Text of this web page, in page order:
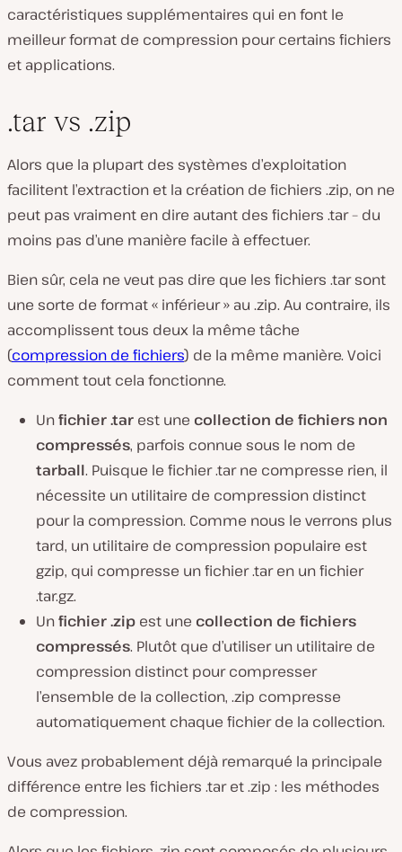
caractéristiques supplémentaires qui en font le
meilleur format de compression pour certains fichiers
et applications.
.tar vs .zip
Alors que la plupart des systèmes d’exploitation
facilitent l’extraction et la création de fichiers .zip, on ne
peut pas vraiment en dire autant des fichiers .tar – du
moins pas d’une manière facile à effectuer.
Bien sûr, cela ne veut pas dire que les fichiers .tar sont
une sorte de format « inférieur » au .zip. Au contraire, ils
accomplissent tous deux la même tâche
(compression de fichiers) de la même manière. Voici
comment tout cela fonctionne.
Unfichier .tar est une collection de fichiers non
compressés, parfois connue sous le nom de
tarball. Puisque le fichier .tar ne compresse rien, il
nécessite un utilitaire de compression distinct
pour la compression. Comme nous le verrons plus
tard, un utilitaire de compression populaire est
gzip, qui compresse un fichier .tar en un fichier
.tar.gz.
Unfichier .zip est une collection de fichiers
compressés. Plutôt que d’utiliser un utilitaire de
compression distinct pour compresser
l’ensemble de la collection, .zip compresse
automatiquement chaque fichierde la collection.
Vous avez probablement déjà remarqué la principale
différence entre les fichiers .tar et .zip : les méthodes
de compression.